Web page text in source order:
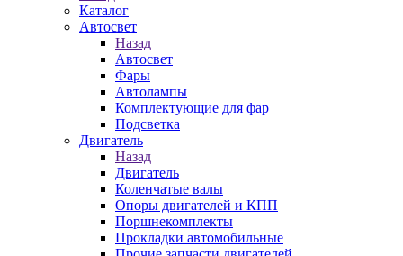
Каталог
Автосвет
Назад
Автосвет
Фары
Автолампы
Комплектующие для фар
Подсветка
Двигатель
Назад
Двигатель
Коленчатые валы
Опоры двигателей и КПП
Поршнекомплекты
Прокладки автомобильные